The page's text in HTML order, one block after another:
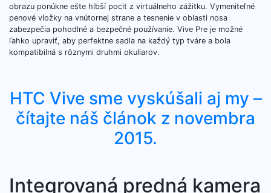
obrazu ponúkne ešte hlbší pocit z virtuálneho zážitku. Vymeniteľné
penové vložky na vnútornej strane a tesnenie v oblasti nosa
zabezpečia pohodlné a bezpečné používanie. Vive Pre je možné
ľahko upraviť, aby perfektne sadla na každý typ tváre a bola
kompatibilná s rôznymi druhmi okuliarov.
HTC Vive sme vyskúšali aj my –
čítajte náš článok z novembra
2015.
Integrovaná predná kamera